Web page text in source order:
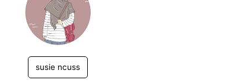
susie ncuss